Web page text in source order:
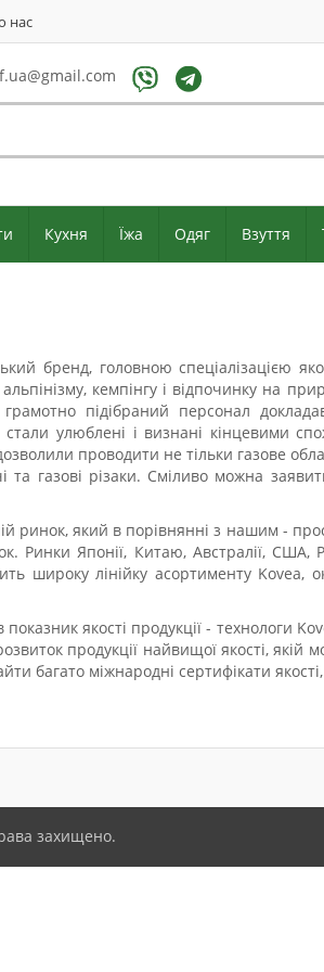
нас
Кухня Їжа Одяг Взуття
бренд, головною спеціалізацією
кемпінгу і відпочинку на
підібраний персонал
улюблені і визнані кінцевими
проводити не тільки газове
та газові різаки. Сміливо можна
ринок, який в порівнянні з нашим -
Ринки Японії, Китаю, Австралії, США,
широку лінійку асортименту Kovea,
якості продукції - технологи
продукції найвищої якості,
багато міжнародні сертифікати
захищено.